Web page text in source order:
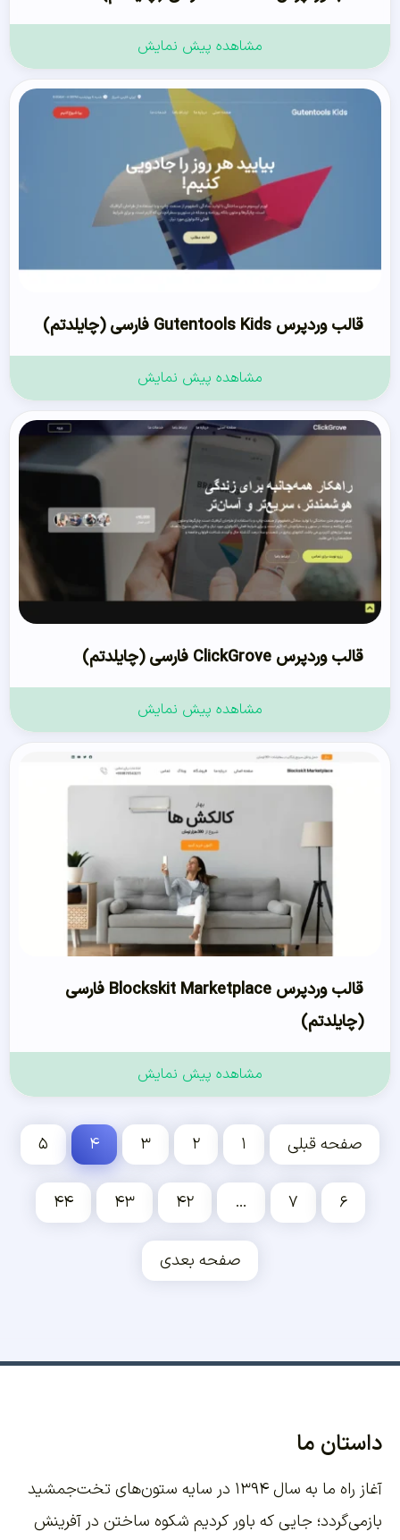
مشاهده پیش نمایش
قالب وردپرس Gutentools Kids فارسی (چایلدتم)
مشاهده پیش نمایش
قالب وردپرس ClickGrove فارسی (چایلدتم)
مشاهده پیش نمایش
قالب وردپرس Blockskit Marketplace فارسی
(چایلدتم)
مشاهده پیش نمایش
صفحه قبلی ۱ ۲ ۳ ۴ ۵
۶ ۷ … ۴۲ ۴۳ ۴۴
صفحه بعدی
داستان ما
آغاز راه ما به سال ۱۳۹۴ در سایه ستون‌های تخت‌جمشید
بازمی‌گردد؛ جایی که باور کردیم شکوه ساختن در آفرینش